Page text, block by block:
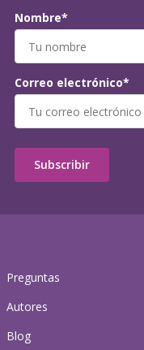
Preguntas
Autores
Blog
Nombre*
Correo electrónico*
Subscribir